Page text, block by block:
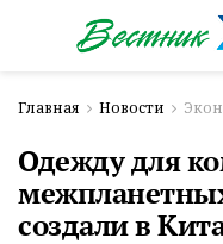
Главная Новости
Одежду для
создали в